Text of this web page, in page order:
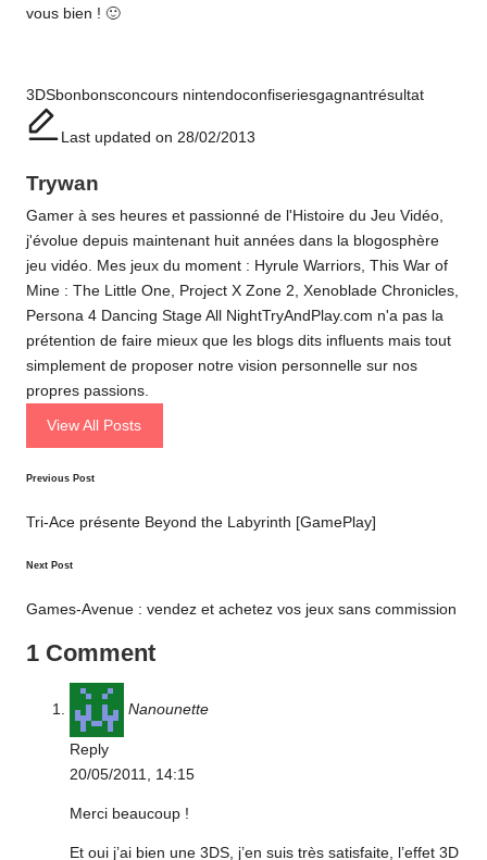
vous bien ! 🙂
Tags:
3DSbonbonsconcours nintendoconfiseriesgagnantrésultat
Last updated on 28/02/2013
Trywan
Gamer à ses heures et passionné de l'Histoire du Jeu Vidéo,
j'évolue depuis maintenant huit années dans la blogosphère
jeu vidéo. Mes jeux du moment : Hyrule Warriors, This War of
Mine : The Little One, Project X Zone 2, Xenoblade Chronicles,
Persona 4 Dancing Stage All NightTryAndPlay.com n'a pas la
prétention de faire mieux que les blogs dits influents mais tout
simplement de proposer notre vision personnelle sur nos
propres passions.
View All Posts
Post
navigation
Previous Post
Tri-Ace présente Beyond the Labyrinth [GamePlay]
Next Post
Games-Avenue : vendez et achetez vos jeux sans commission
1 Comment
Nanounette
Reply
20/05/2011, 14:15
Merci beaucoup !
Et oui j’ai bien une 3DS, j’en suis très satisfaite, l’effet 3D